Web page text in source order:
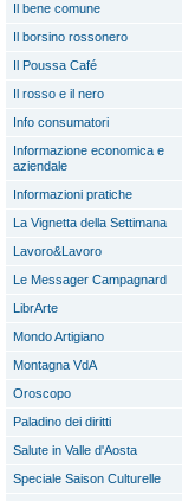
Il bene comune
Il borsino rossonero
Il Poussa Café
Il rosso e il nero
Info consumatori
Informazione economica e
aziendale
Informazioni pratiche
La Vignetta della Settimana
Lavoro&Lavoro
Le Messager Campagnard
LibrArte
Mondo Artigiano
Montagna VdA
Oroscopo
Paladino dei diritti
Salute in Valle d'Aosta
Speciale Saison Culturelle